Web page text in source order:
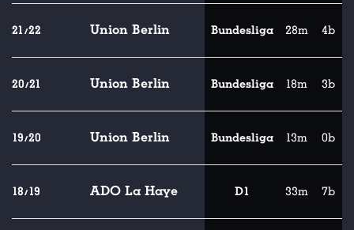
21/22 Union Berlin Bundesliga 28m 4b
20/21 Union Berlin Bundesliga 18m 3b
19/20 Union Berlin Bundesliga 13m 0b
18/19 ADO La Haye D1 33m 7b